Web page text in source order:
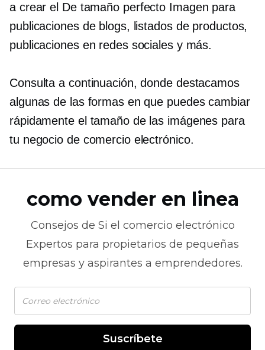
a crear el De tamaño perfecto Imagen para
publicaciones de blogs, listados de productos,
publicaciones en redes sociales y más.
Consulta a continuación, donde destacamos
algunas de las formas en que puedes cambiar
rápidamente el tamaño de las imágenes para
tu negocio de comercio electrónico.
como vender en linea
Consejos de Si el comercio electrónico
Expertos para propietarios de pequeñas
empresas y aspirantes a emprendedores.
Suscríbete